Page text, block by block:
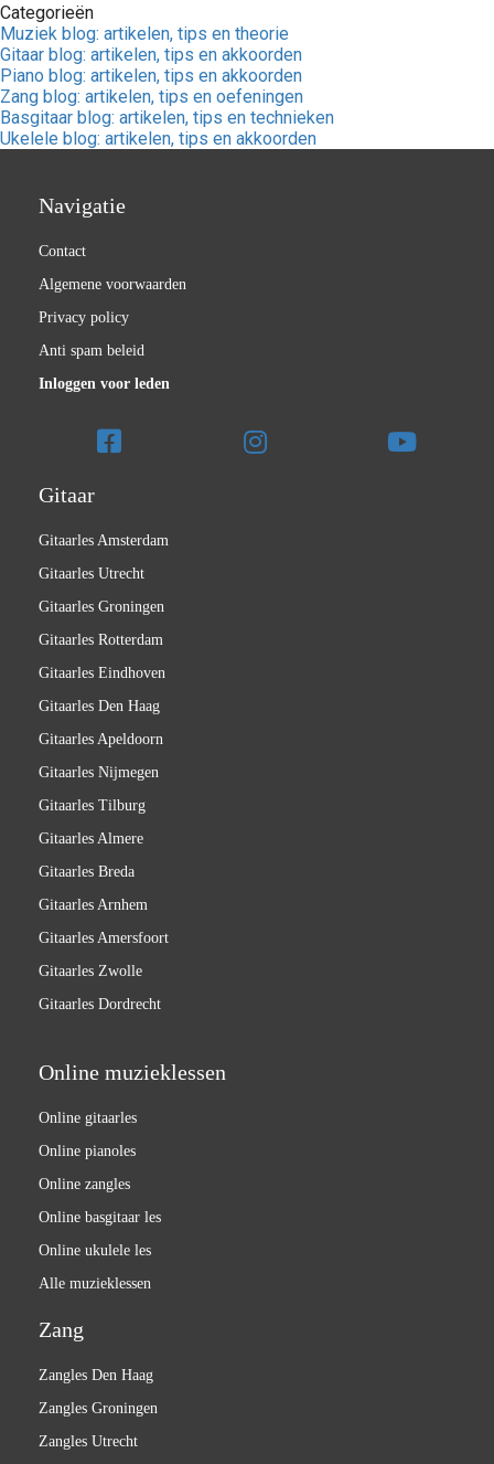
Categorieën
Muziek blog: artikelen, tips en theorie
Gitaar blog: artikelen, tips en akkoorden
Piano blog: artikelen, tips en akkoorden
Zang blog: artikelen, tips en oefeningen
Basgitaar blog: artikelen, tips en technieken
Ukelele blog: artikelen, tips en akkoorden
Navigatie
Contact
Algemene voorwaarden
Privacy policy
Anti spam beleid
Inloggen voor leden
Gitaar
Gitaarles Amsterdam
Gitaarles Utrecht
Gitaarles Groningen
Gitaarles Rotterdam
Gitaarles Eindhoven
Gitaarles Den Haag
Gitaarles Apeldoorn
Gitaarles Nijmegen
Gitaarles Tilburg
Gitaarles Almere
Gitaarles Breda
Gitaarles Arnhem
Gitaarles Amersfoort
Gitaarles Zwolle
Gitaarles Dordrecht
Online muzieklessen
Online gitaarles
Online pianoles
Online zangles
Online basgitaar les
Online ukulele les
Alle muzieklessen
Zang
Zangles Den Haag
Zangles Groningen
Zangles Utrecht